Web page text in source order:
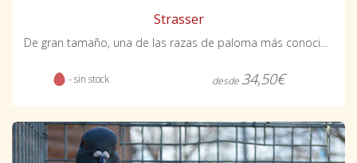
Strasser
- sin stock desde 34,50€